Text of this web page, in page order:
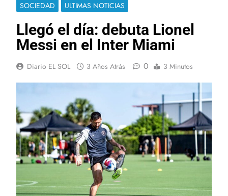
SOCIEDAD
ULTIMAS NOTICIAS
Llegó el día: debuta Lionel
Messi en el Inter Miami
Diario EL SOL 3 Años Atrás 0 3 Minutos